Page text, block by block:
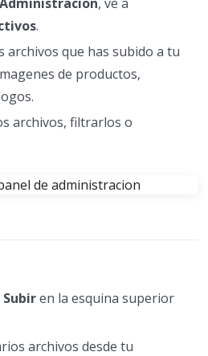
.
archivos que has subido a tu
de productos,
archivos, filtrarlos o
Subiren la esquina superior
archivos desde tu